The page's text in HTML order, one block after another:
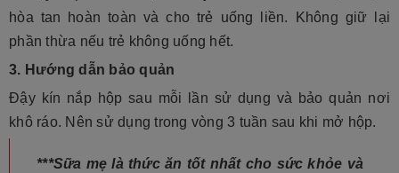
hòa tan hoàn toàn và cho trẻ uống liền. Không giữ lại
phần thừa nếu trẻ không uống hết.
3. Hướng dẫn bảo quản
Đậy kín nắp hộp sau mỗi lần sử dụng và bảo quản nơi
khô ráo. Nên sử dụng trong vòng 3 tuần sau khi mở hộp.
***Sữa mẹ là thức ăn tốt nhất cho sức khỏe và